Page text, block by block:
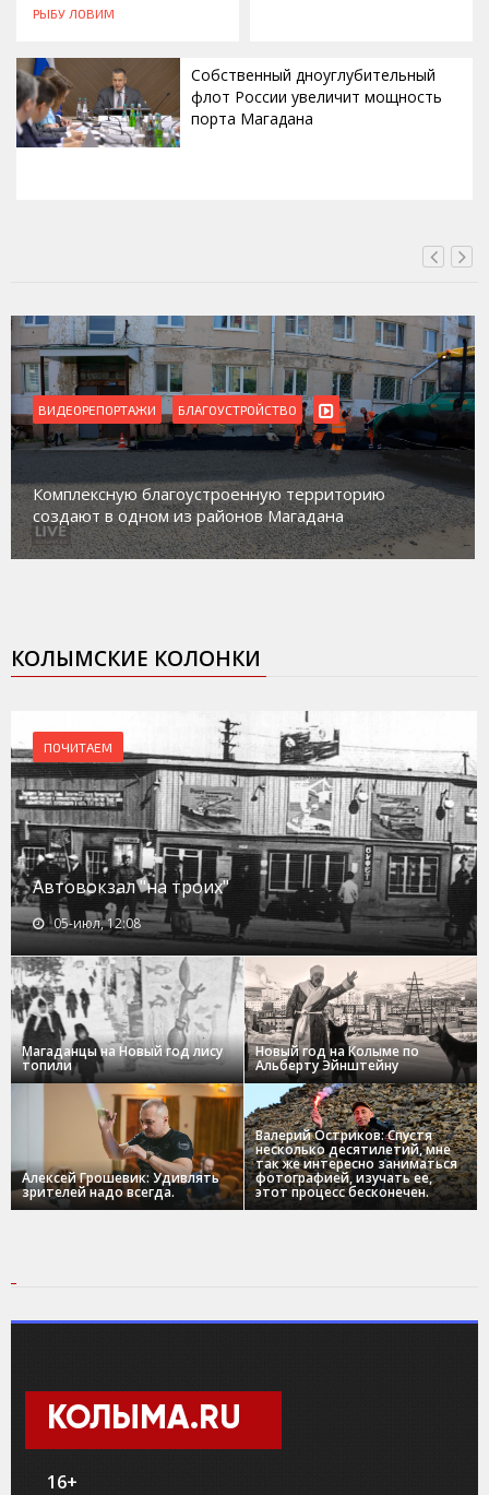
РЫБУ ЛОВИМ
Собственный дноуглубительный
флот России увеличит мощность
порта Магадана
ВИДЕОРЕПОРТАЖИ
Магадан присоединился к пилотному проекту по
работе с несовершеннолетними из групп
социального риска «Переправа»
КОЛЫМСКИЕ КОЛОНКИ
ПОЧИТАЕМ
Автовокзал "на троих"
05-июл, 12:08
Магаданцы на Новый год лису
топили
Новый год на Колыме по
Альберту Эйнштейну
Алексей Грошевик: Удивлять
зрителей надо всегда.
Валерий Остриков: Спустя
несколько десятилетий, мне
так же интересно заниматься
фотографией, изучать ее,
этот процесс бесконечен.
КОЛЫМА.RU
16+